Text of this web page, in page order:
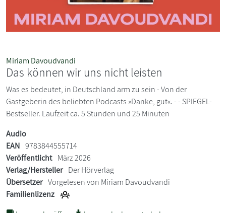
Miriam Davoudvandi
Das können wir uns nicht leisten
Was es bedeutet, in Deutschland arm zu sein - Von der
Gastgeberin des beliebten Podcasts »Danke, gut«. - - SPIEGEL-
Bestseller. Laufzeit ca. 5 Stunden und 25 Minuten
Audio
EAN 9783844555714
Veröffentlicht März 2026
Verlag/Hersteller Der Hörverlag
Übersetzer Vorgelesen von Miriam Davoudvandi
Familienlizenz